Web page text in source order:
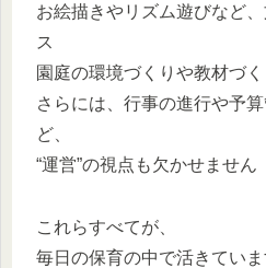
お絵描きやリズム遊びなど
ス
園庭の環境づくりや教材づ
さらには、行事の進行や予
ど、
“運営”の視点も欠かせません
これらすべてが、
毎日の保育の中で活きていま